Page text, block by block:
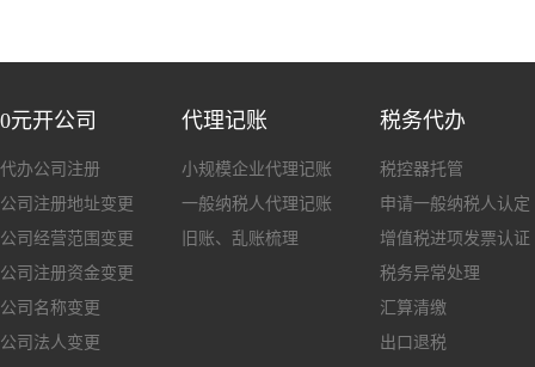
0元开公司
代办公司注册
公司注册地址变更
公司经营范围变更
公司注册资金变更
公司名称变更
公司法人变更
代理记账
小规模企业代理记账
一般纳税人代理记账
旧账、乱账梳理
税务代办
税控器托管
申请一般纳税人认定
增值税进项发票认证
税务异常处理
汇算清缴
出口退税